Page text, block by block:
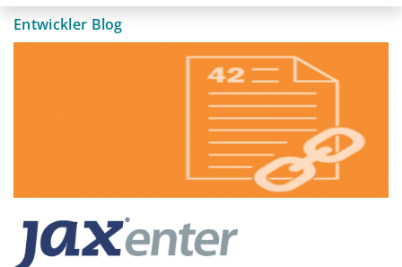
Entwickler Blog